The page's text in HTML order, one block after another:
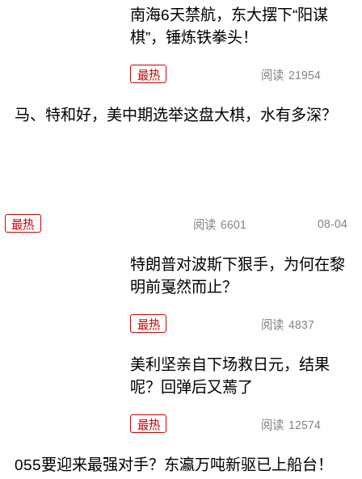
南海6天禁航，东大摆下“阳谋
棋”，锤炼铁拳头！
最热 阅读 21954
马、特和好，美中期选举这盘大棋，水有多深？
最热 阅读 6601 08-04
特朗普对波斯下狠手，为何在黎
明前戛然而止？
最热 阅读 4837
美利坚亲自下场救日元，结果
呢？回弹后又蔫了
最热 阅读 12574
055要迎来最强对手？东瀛万吨新驱已上船台！